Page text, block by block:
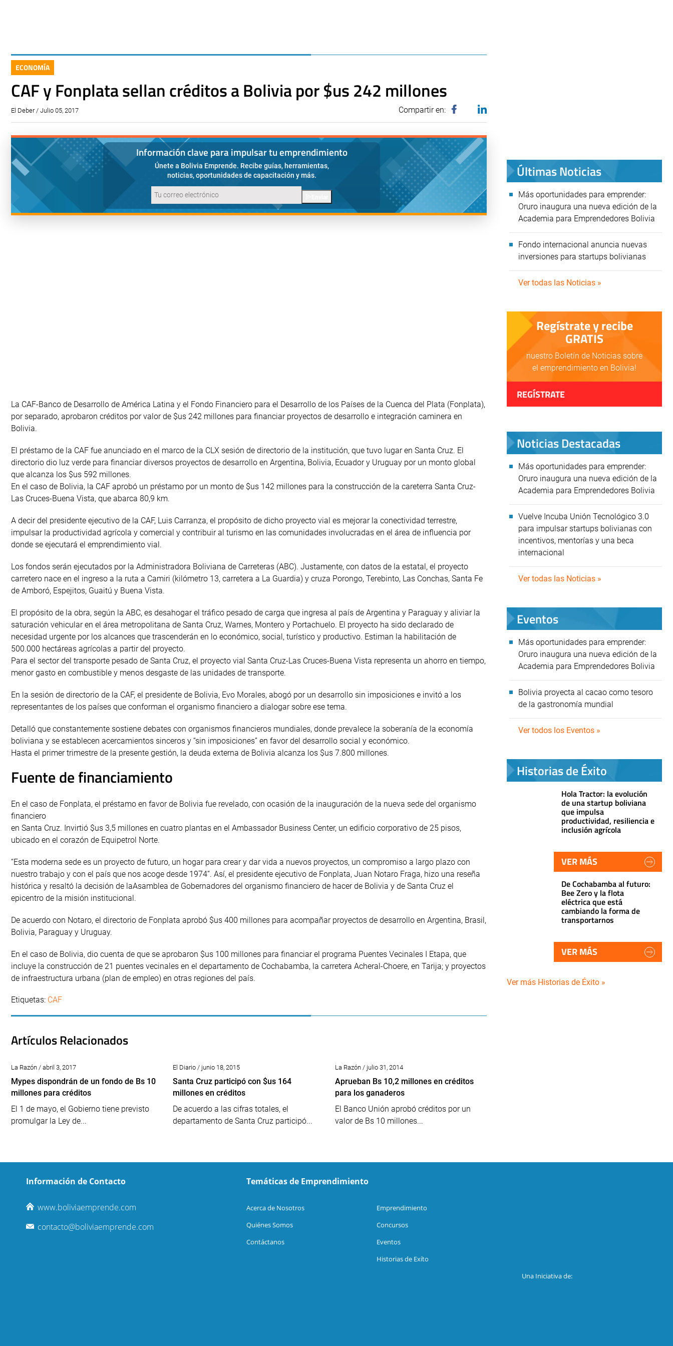
ECONOMÍA
CAF y Fonplata sellan créditos a Bolivia por $us 242 millones
El Deber / Julio 05, 2017 Compartir en:
Información clave para impulsar tu emprendimiento
Únete a Bolivia Emprende. Recibe guías, herramientas,
noticias, oportunidades de capacitación y más.
La CAF-Banco de Desarrollo de América Latina y el Fondo Financiero para el Desarrollo de los Países de la Cuenca del Plata (Fonplata),
por separado, aprobaron créditos por valor de $us 242 millones para financiar proyectos de desarrollo e integración caminera en
Bolivia.
El préstamo de la CAF fue anunciado en el marco de la CLX sesión de directorio de la institución, que tuvo lugar en Santa Cruz. El
directorio dio luz verde para financiar diversos proyectos de desarrollo en Argentina, Bolivia, Ecuador y Uruguay por un monto global
que alcanza los $us 592 millones.
En el caso de Bolivia, la CAF aprobó un préstamo por un monto de $us 142 millones para la construcción de la careterra Santa Cruz-
Las Cruces-Buena Vista, que abarca 80,9 km.
A decir del presidente ejecutivo de la CAF, Luis Carranza, el propósito de dicho proyecto vial es mejorar la conectividad terrestre,
impulsar la productividad agrícola y comercial y contribuir al turismo en las comunidades involucradas en el área de influencia por
donde se ejecutará el emprendimiento vial.
Los fondos serán ejecutados por la Administradora Boliviana de Carreteras (ABC). Justamente, con datos de la estatal, el proyecto
carretero nace en el ingreso a la ruta a Camiri (kilómetro 13, carretera a La Guardia) y cruza Porongo, Terebinto, Las Conchas, Santa Fe
de Amboró, Espejitos, Guaitú y Buena Vista.
El propósito de la obra, según la ABC, es desahogar el tráfico pesado de carga que ingresa al país de Argentina y Paraguay y aliviar la
saturación vehicular en el área metropolitana de Santa Cruz, Warnes, Montero y Portachuelo. El proyecto ha sido declarado de
necesidad urgente por los alcances que trascenderán en lo económico, social, turístico y productivo. Estiman la habilitación de
500.000 hectáreas agrícolas a partir del proyecto.
Para el sector del transporte pesado de Santa Cruz, el proyecto vial Santa Cruz-Las Cruces-Buena Vista representa un ahorro en tiempo,
menor gasto en combustible y menos desgaste de las unidades de transporte.
En la sesión de directorio de la CAF, el presidente de Bolivia, Evo Morales, abogó por un desarrollo sin imposiciones e invitó a los
representantes de los países que conforman el organismo financiero a dialogar sobre ese tema.
Detalló que constantemente sostiene debates con organismos financieros mundiales, donde prevalece la soberanía de la economía
boliviana y se establecen acercamientos sinceros y “sin imposiciones” en favor del desarrollo social y económico.
Hasta el primer trimestre de la presente gestión, la deuda externa de Bolivia alcanza los $us 7.800 millones.
Fuente de financiamiento
En el caso de Fonplata, el préstamo en favor de Bolivia fue revelado, con ocasión de la inauguración de la nueva sede del organismo
financiero
en Santa Cruz. Invirtió $us 3,5 millones en cuatro plantas en el Ambassador Business Center, un edificio corporativo de 25 pisos,
ubicado en el corazón de Equipetrol Norte.
“Esta moderna sede es un proyecto de futuro, un hogar para crear y dar vida a nuevos proyectos, un compromiso a largo plazo con
nuestro trabajo y con el país que nos acoge desde 1974”. Así, el presidente ejecutivo de Fonplata, Juan Notaro Fraga, hizo una reseña
histórica y resaltó la decisión de laAsamblea de Gobernadores del organismo financiero de hacer de Bolivia y de Santa Cruz el
epicentro de la misión institucional.
De acuerdo con Notaro, el directorio de Fonplata aprobó $us 400 millones para acompañar proyectos de desarrollo en Argentina, Brasil,
Bolivia, Paraguay y Uruguay.
En el caso de Bolivia, dio cuenta de que se aprobaron $us 100 millones para financiar el programa Puentes Vecinales I Etapa, que
incluye la construcción de 21 puentes vecinales en el departamento de Cochabamba, la carretera Acheral-Choere, en Tarija; y proyectos
de infraestructura urbana (plan de empleo) en otras regiones del país.
Etiquetas: CAF
Artículos Relacionados
La Razón / abril 3, 2017
Mypes dispondrán de un fondo de Bs 10
millones para créditos
El 1 de mayo, el Gobierno tiene previsto
promulgar la Ley de...
El Diario / junio 18, 2015
Santa Cruz participó con $us 164
millones en créditos
De acuerdo a las cifras totales, el
departamento de Santa Cruz participó...
La Razón / julio 31, 2014
Aprueban Bs 10,2 millones en créditos
para los ganaderos
El Banco Unión aprobó créditos por un
valor de Bs 10 millones...
Últimas Noticias
Más oportunidades para emprender:
Oruro inaugura una nueva edición de la
Academia para Emprendedores Bolivia
Fondo internacional anuncia nuevas
inversiones para startups bolivianas
Ver todas las Noticias »
Regístrate y recibe
GRATIS
nuestro Boletín de Noticias sobre
el emprendimiento en Bolivia!
REGÍSTRATE
Noticias Destacadas
Más oportunidades para emprender:
Oruro inaugura una nueva edición de la
Academia para Emprendedores Bolivia
Vuelve Incuba Unión Tecnológico 3.0
para impulsar startups bolivianas con
incentivos, mentorías y una beca
internacional
Ver todas las Noticias »
Eventos
Más oportunidades para emprender:
Oruro inaugura una nueva edición de la
Academia para Emprendedores Bolivia
Bolivia proyecta al cacao como tesoro
de la gastronomía mundial
Ver todos los Eventos »
Historias de Éxito
Hola Tractor: la evolución
de una startup boliviana
que impulsa
productividad, resiliencia e
inclusión agrícola
VER MÁS
De Cochabamba al futuro:
Bee Zero y la flota
eléctrica que está
cambiando la forma de
transportarnos
VER MÁS
Ver más Historias de Éxito »
Información de Contacto
www.boliviaemprende.com
contacto@boliviaemprende.com
Temáticas de Emprendimiento
Acerca de Nosotros
Quiénes Somos
Contáctanos
Emprendimiento
Concursos
Eventos
Historias de Exíto
Una Iniciativa de: